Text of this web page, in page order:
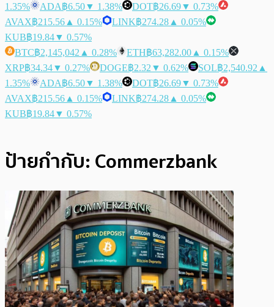
1.35%
ADA฿6.50▼ 1.38% DOT฿26.69▼ 0.73%
AVAX฿215.56 ▲ 0.15% LINK฿274.28 ▲ 0.05%
KUB฿19.84▼ 0.57%
BTC฿2,145,042 ▲ 0.28% ETH฿63,282.00 ▲ 0.15%
XRP฿34.34▼ 0.27% DOGE฿2.32 ▼ 0.62% SOL฿2,540.92 ▲
1.35%
ADA฿6.50▼ 1.38% DOT฿26.69▼ 0.73%
AVAX฿215.56 ▲ 0.15% LINK฿274.28 ▲ 0.05%
KUB฿19.84▼ 0.57%
ป้ายกำกับ: Commerzbank